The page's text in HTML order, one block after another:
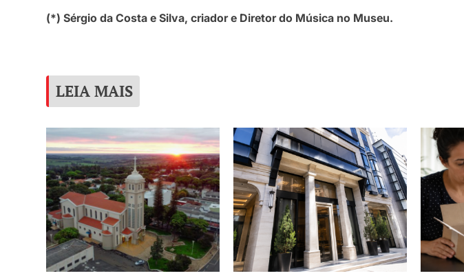
(*) Sérgio da Costa e Silva, criador e Diretor do Música no Museu.
LEIA MAIS